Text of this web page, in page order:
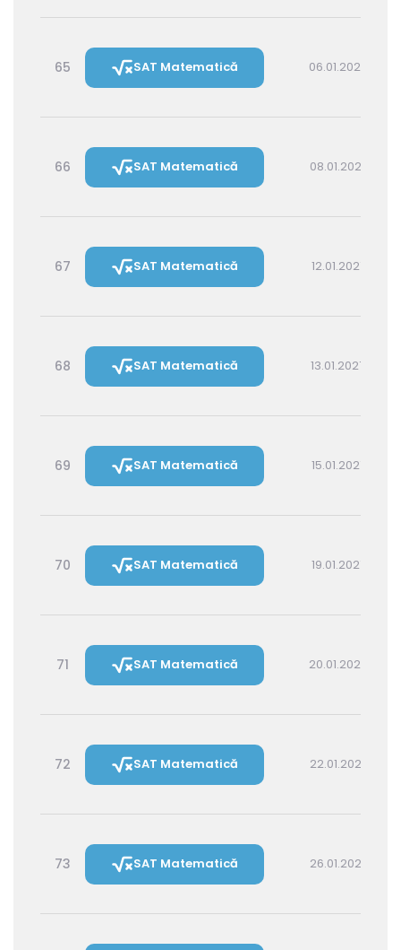
65 SAT Matematică 06.01.2027 14:30
66 SAT Matematică 08.01.2027 16:00
67 SAT Matematică 12.01.2027 16:00
68 SAT Matematică 13.01.2027 14:30
69 SAT Matematică 15.01.2027 16:00
70 SAT Matematică 19.01.2027 16:00
71 SAT Matematică 20.01.2027 14:30
72 SAT Matematică 22.01.2027 16:00
73 SAT Matematică 26.01.2027 16:00